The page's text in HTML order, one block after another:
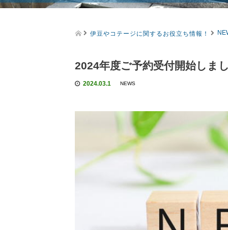
伊豆やコテージに関するお役立ち情報！
2024年度ご予約受付開始しま
2024.03.1 NEWS